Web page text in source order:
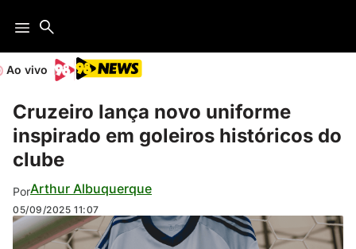
Ao vivo
Cruzeiro lança novo uniforme
inspirado em goleiros históricos do
clube
PorArthur Albuquerque
05/09/2025 11:07